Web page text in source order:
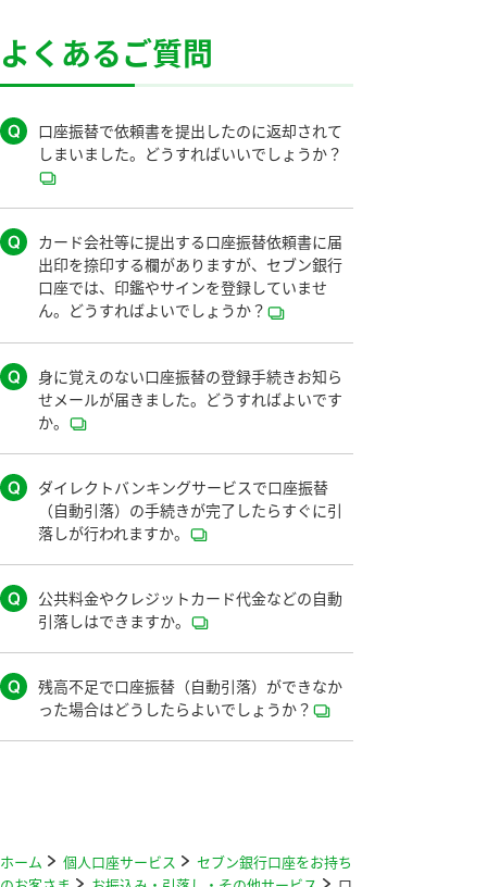
よくあるご質問
口座振替で依頼書を提出したのに返却されて
しまいました。どうすればいいでしょうか？
カード会社等に提出する口座振替依頼書に届
出印を捺印する欄がありますが、セブン銀行
口座では、印鑑やサインを登録していませ
ん。どうすればよいでしょうか？
身に覚えのない口座振替の登録手続きお知ら
せメールが届きました。どうすればよいです
か。
ダイレクトバンキングサービスで口座振替
（自動引落）の手続きが完了したらすぐに引
落しが行われますか。
公共料金やクレジットカード代金などの自動
引落しはできますか。
残高不足で口座振替（自動引落）ができなか
った場合はどうしたらよいでしょうか？
ホーム 個人口座サービス
セブン銀行口座をお持ち